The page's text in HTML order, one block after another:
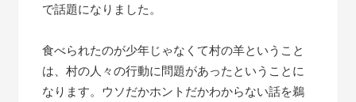
で話題になりました。
食べられたのが少年じゃなくて村の羊ということ
は、村の人々の行動に問題があったということに
なります。ウソだかホントだかわからない話を鵜